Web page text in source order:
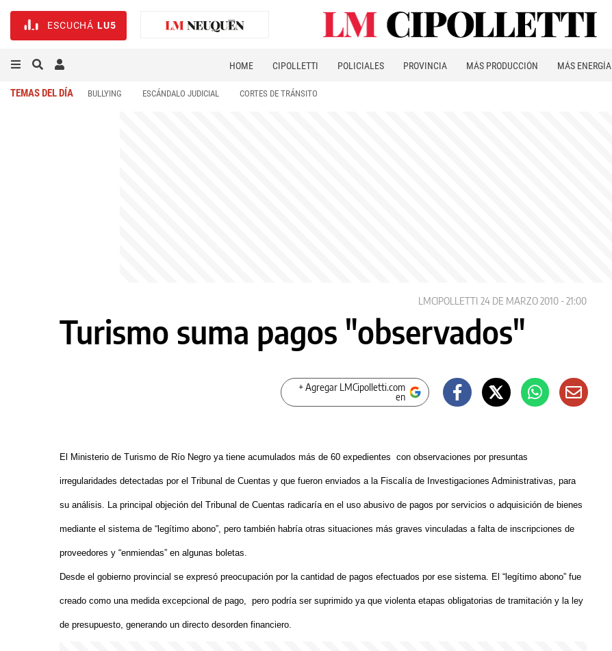
ESCUCHÁ LU5
HOME CIPOLLETTI POLICIALES PROVINCIA MÁS PRODUCCIÓN MÁS ENERGÍA
TEMAS DEL DÍA BULLYING ESCÁNDALO JUDICIAL CORTES DE TRÁNSITO
LMCIPOLLETTI 24 DE MARZO 2010 - 21:00
Turismo suma pagos "observados"
+ Agregar LMCipolletti.com
en
El Ministerio de Turismo de Río Negro ya tiene acumulados más de 60 expedientes con observaciones por presuntas
irregularidades detectadas por el Tribunal de Cuentas y que fueron enviados a la Fiscalía de Investigaciones Administrativas, para
su análisis. La principal objeción del Tribunal de Cuentas radicaría en el uso abusivo de pagos por servicios o adquisición de bienes
mediante el sistema de “legítimo abono”, pero también habría otras situaciones más graves vinculadas a falta de inscripciones de
proveedores y “enmiendas” en algunas boletas.
Desde el gobierno provincial se expresó preocupación por la cantidad de pagos efectuados por ese sistema. El “legítimo abono” fue
creado como una medida excepcional de pago, pero podría ser suprimido ya que violenta etapas obligatorias de tramitación y la ley
de presupuesto, generando un directo desorden financiero.